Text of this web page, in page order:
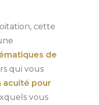
cette
de
qui vous
acuité pour
vous